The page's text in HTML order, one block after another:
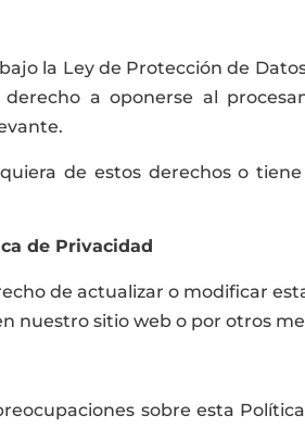
la Ley de Protección de
derecho a oponerse al
de estos derechos o
de Privacidad
de actualizar o modificar
nuestro sitio web o por otros
sobre esta